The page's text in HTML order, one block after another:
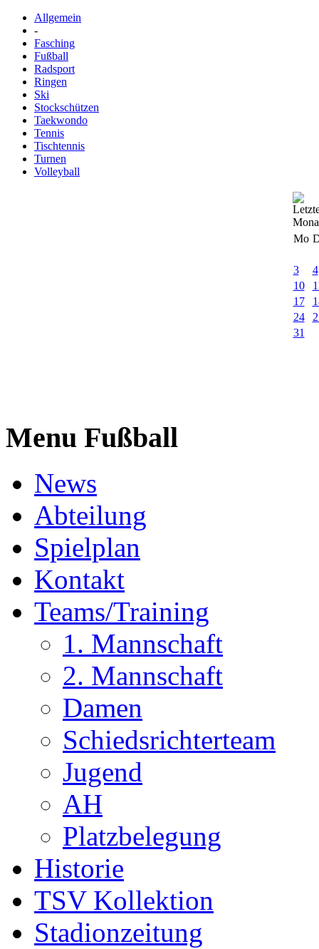
Allgemein
-
Fasching
Fußball
Radsport
Ringen
Ski
Stockschützen
Taekwondo
Tennis
Tischtennis
Turnen
Volleyball
Mo
3
4
10
17
24
31
Menu Fußball
News
Abteilung
Spielplan
Kontakt
Teams/Training
1. Mannschaft
2. Mannschaft
Damen
Schiedsrichterteam
Jugend
AH
Platzbelegung
Historie
TSV Kollektion
Stadionzeitung